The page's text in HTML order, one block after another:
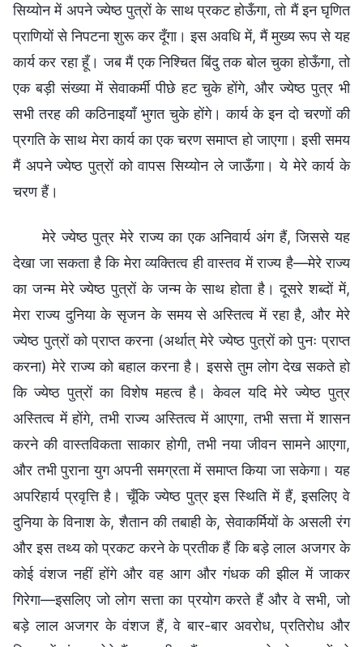
सिय्योन में अपने ज्येष्ठ पुत्रों के साथ प्रकट होऊँगा, तो मैं इन घृणित
प्राणियों से निपटना शुरू कर दूँगा। इस अवधि में, मैं मुख्य रूप से यह
कार्य कर रहा हूँ। जब मैं एक निश्चित बिंदु तक बोल चुका होऊँगा, तो
एक बड़ी संख्या में सेवाकर्मी पीछे हट चुके होंगे, और ज्येष्ठ पुत्र भी
सभी तरह की कठिनाइयाँ भुगत चुके होंगे। कार्य के इन दो चरणों की
प्रगति के साथ मेरा कार्य का एक चरण समाप्त हो जाएगा। इसी समय
मैं अपने ज्येष्ठ पुत्रों को वापस सिय्योन ले जाऊँगा। ये मेरे कार्य के
चरण हैं।
मेरे ज्येष्ठ पुत्र मेरे राज्य का एक अनिवार्य अंग हैं, जिससे यह
देखा जा सकता है कि मेरा व्यक्तित्व ही वास्तव में राज्य है—मेरे राज्य
का जन्म मेरे ज्येष्ठ पुत्रों के जन्म के साथ होता है। दूसरे शब्दों में,
मेरा राज्य दुनिया के सृजन के समय से अस्तित्व में रहा है, और मेरे
ज्येष्ठ पुत्रों को प्राप्त करना (अर्थात् मेरे ज्येष्ठ पुत्रों को पुनः प्राप्त
करना) मेरे राज्य को बहाल करना है। इससे तुम लोग देख सकते हो
कि ज्येष्ठ पुत्रों का विशेष महत्व है। केवल यदि मेरे ज्येष्ठ पुत्र
अस्तित्व में होंगे, तभी राज्य अस्तित्व में आएगा, तभी सत्ता में शासन
करने की वास्तविकता साकार होगी, तभी नया जीवन सामने आएगा,
और तभी पुराना युग अपनी समग्रता में समाप्त किया जा सकेगा। यह
अपरिहार्य प्रवृत्ति है। चूँकि ज्येष्ठ पुत्र इस स्थिति में हैं, इसलिए वे
दुनिया के विनाश के, शैतान की तबाही के, सेवाकर्मियों के असली रंग
और इस तथ्य को प्रकट करने के प्रतीक हैं कि बड़े लाल अजगर के
कोई वंशज नहीं होंगे और वह आग और गंधक की झील में जाकर
गिरेगा—इसलिए जो लोग सत्ता का प्रयोग करते हैं और वे सभी, जो
बड़े लाल अजगर के वंशज हैं, वे बार-बार अवरोध, प्रतिरोध और